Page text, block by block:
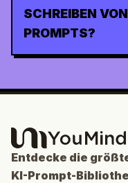
SCHREIBEN
PROMPTS?
Entdecke die
KI-Prompt-